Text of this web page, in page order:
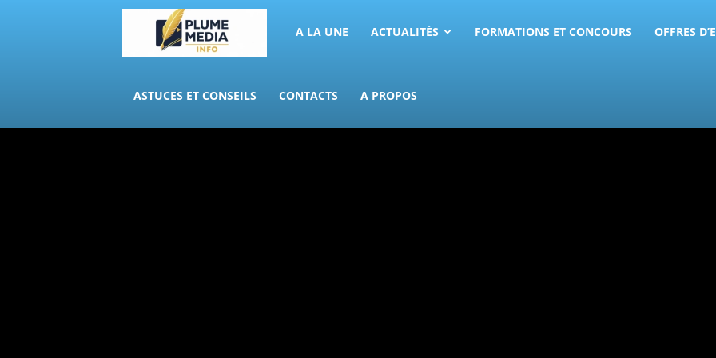
PLUME
MEDIA
A LA UNE ACTUALITÉS FORMATIONS ET CONCOURS OFFRES
ASTUCES ET CONSEILS CONTACTS A PROPOS